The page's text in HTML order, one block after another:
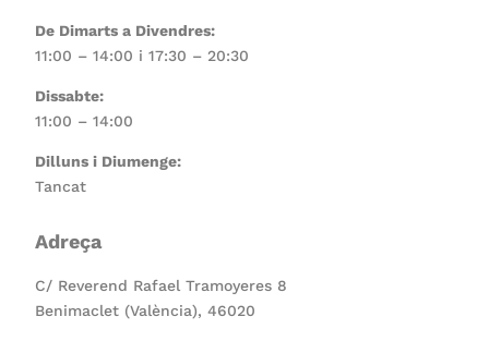
De Dimarts a Divendres:
11:00 – 14:00 i 17:30 – 20:30
Dissabte:
11:00 – 14:00
Dilluns i Diumenge:
Tancat
Adreça
C/ Reverend Rafael Tramoyeres 8
Benimaclet (València), 46020